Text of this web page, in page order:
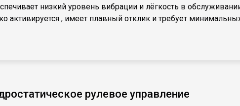
низкий уровень вибрации и лёгкость в
активируется , имеет плавный отклик и требует
рулевое управление